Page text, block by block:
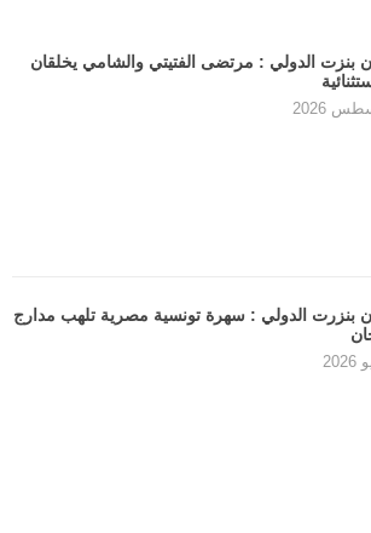
بنزت الدولي : مرتضى الفتيتي والشامي يخلقان
بنزرت الدولي : سهرة تونسية مصرية تلهب مدارج